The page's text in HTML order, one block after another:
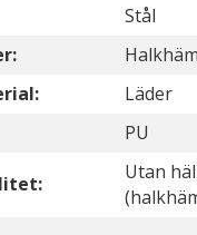
Stål
Läder
PU
Utan